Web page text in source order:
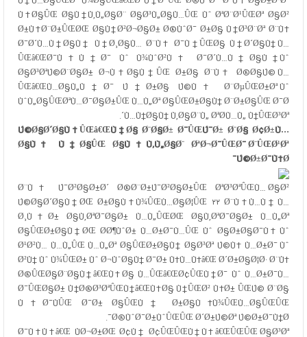
Ù‡Ø§ÛŒ Ø§Ù†Ù‚Ù„Ø§Ø¨ Ø§Ø³Ù„Ø§Ù…ÛŒ Ùˆ ØªØ¨Ø¹ÛŒØª Ø§Ø²
Ø±Ù‡Ø¨Ø±ÛŒØŒ Ø§Ù†Ø²Ø¬Ø§Ø± Ø®ÙˆØ¯ Ø±Ø§ Ù†Ø³Ø¨Øª Ø¨Ù‡
Ø¯Ø´Ù…Ù†Ø§Ù† Ù†Ø¸Ø§Ù… Ø¨Ù‡ Ø¯Ù†ÛŒØ§ Ù†Ø´Ø§Ù† Ù…
ÛŒâ€ŒØ¯Ù‡Ù†Ø¯ Ùˆ Ù¾ÙˆØ²Ù‡ Ø¯Ø´Ù…Ù†Ø§Ù† Ùˆ
Ø§Ø³ØªÚ©Ø¨Ø§Ø± Ø¬Ù‡Ø§Ù†ÛŒ Ø±Ø§ Ø¨Ù‡ Ø®Ø§Ú© Ù…
ÛŒâ€ŒÙ…Ø§Ù„Ù†Ø¯ Ú†Ø±Ø§ Ú©Ù‡ Ø¨ØµÛŒØ±Øª Ùˆ
ÙˆÙ„Ø§ÛŒØªÙ…Ø¯Ø§Ø±ÛŒ Ù…Ù„Øª Ø§ÛŒØ±Ø§Ù† Ø¨Ø±Ø§ÛŒ Ø¯Ø
´Ù…Ù†Ø§Ù† Ù‚Ø§Ø¨Ù„ ØªØ­Ù…Ù„ Ù†ÛŒØ³Øª.
Ú©Ø§Ø´Ø§Ù†ÛŒâ€ŒÙ‡Ø§ Ø¨Ø§Ø± Ø¯ÛŒÚ¯Ø± Ø¨Ø§ Ø¢Ø±Ù…
Ø§Ù† Ù‡Ø§ÛŒ Ø§Ù†Ù‚Ù„Ø§Ø¨ ØªØ¬Ø¯ÛŒØ¯ Ø¨ÛŒØ¹Øª
Ú©Ø±Ø¯Ù†Ø¯
Ø¨Ù‡ Ú¯Ø²Ø§Ø±Ø´ Ø®Ø¨Ø±Ú¯Ø²Ø§Ø±ÛŒ ØªØ³ØªÛŒÙ… Ø§Ø²
Ú©Ø§Ø´Ø§Ù†ØŒ Ø±Ø§Ù‡Ù¾ÛŒÙ…Ø§Ø¦ÛŒ ۲۲ Ø¨Ù‡Ù…Ù† Ù…
Ø¸Ù‡Ø± Ø§Ù‚ØªØ¯Ø§Ø± Ù…Ù„ÛŒØŒ Ø§Ù‚ØªØ¯Ø§Ø± Ù…Ù„Øª
Ø§ÛŒØ±Ø§Ù†ØŒ Ø­Ø¶ÙˆØ± Ù…Ø±Ø¯Ù…ÛŒ Ùˆ Ø§Ø±Ø§Ø¯Ù‡ Ùˆ
Ø¹Ø²Ù… Ù…Ù„ÛŒ Ù…Ù„Øª Ø§ÛŒØ±Ø§Ù† Ø§Ø³Øª Ú©Ù‡ Ù…Ø±Ø¯ Ùˆ
Ø²Ù† Ùˆ Ù¾ÛŒØ± Ùˆ Ø¬ÙˆØ§Ù† Ø¯Ø± Ù‡Ù…Ù‡â€Œ Ø´Ø±Ø§Ø¦Ø· Ø¨Ù‡
Ø®ÛŒØ§Ø¨Ø§Ù†â€ŒÙ‡Ø§ Ù…ÛŒâ€ŒØ¢ÛŒÙ†Ø¯ Ùˆ Ù…Ø±Ø¯Ù…
Ø¯ÛŒØ§Ø± Ù†Ø®Ø³ØªÛŒÙ†â€ŒÙ‡Ø§ Ù†ÛŒØ² Ù‡Ø± ÛŒÚ© Ø¨Ø§
Ù‡Ø¯ÙÛŒ Ø¯Ø± Ø§ÛŒÙ† Ø±Ø§Ù‡Ù¾ÛŒÙ…Ø§ÛŒÛŒ
Ø®ÙˆØ¯Ø±ÙˆÛŒÛŒ Ø´Ø±Ú©Øª Ú©Ø±Ø¯Ù†Ø¯.
Ø¯Ù‡Ù‡â€Œ ÙØ¬Ø±ØŒ Ø¢Ù† Ø¢ÛŒÛŒÙ†Ù‡â€ŒÛŒÛŒ Ø§Ø³Øª